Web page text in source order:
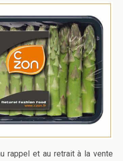
rappel et au retrait à la vente